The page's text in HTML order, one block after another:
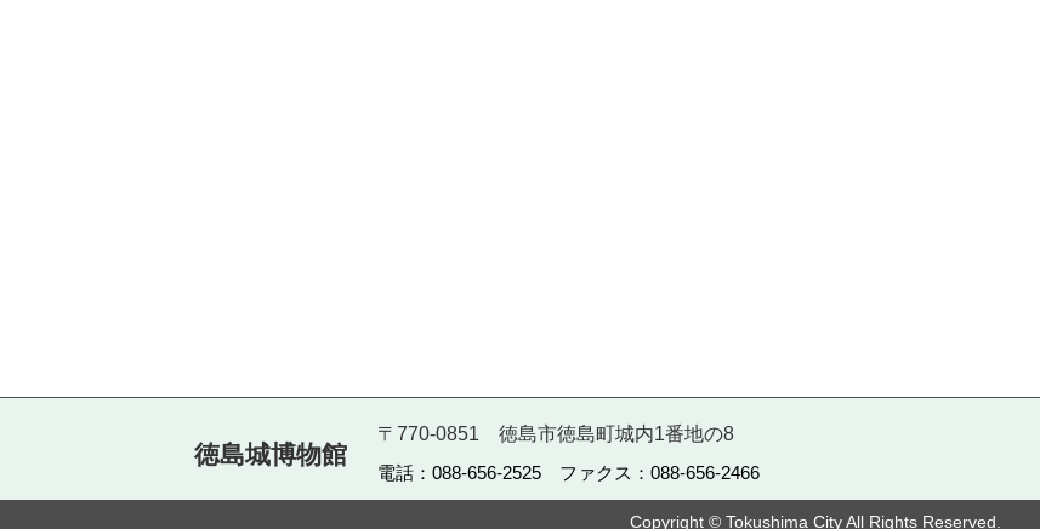
徳島城博物館
〒770-0851 徳島市徳島町城内1番地の8
電話：088-656-2525 ファクス：088-656-2466
Copyright © Tokushima City All Rights Reserved.